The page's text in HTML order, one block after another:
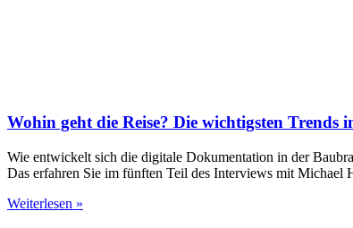
Wohin geht die Reise? Die wichtigsten Trends
Wie entwickelt sich die digitale Dokumentation in der
Das erfahren Sie im fünften Teil des Interviews mit Michael
Weiterlesen »